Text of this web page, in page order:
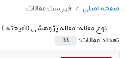
صفحه اصلی
فهرست مقالات
نوع مقاله:مقاله پژوهشی (آمیخته )
تعداد مقالات:
33